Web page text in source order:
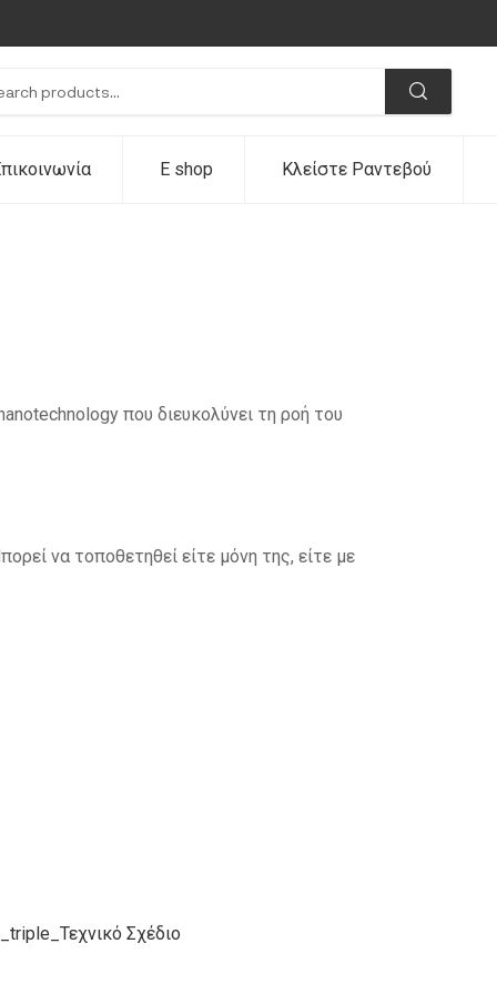
E shop Κλείστε Ραντεβού
που διευκολύνει τη ροή του
να τοποθετηθεί είτε μόνη της, είτε με
Σχέδιο